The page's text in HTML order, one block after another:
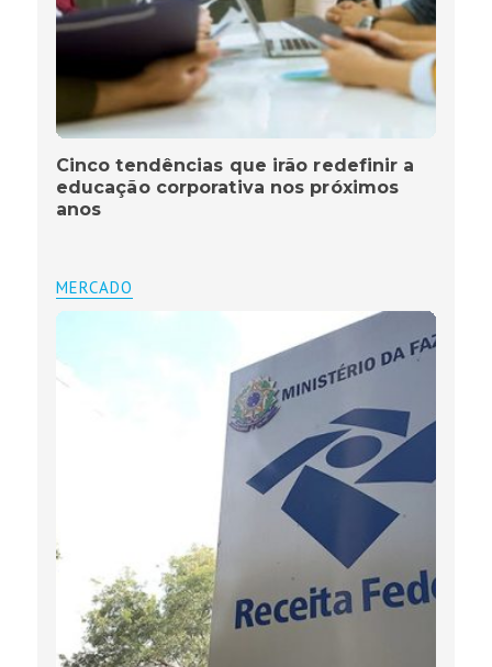
Cinco tendências que irão redefinir a
educação corporativa nos próximos
anos
MERCADO